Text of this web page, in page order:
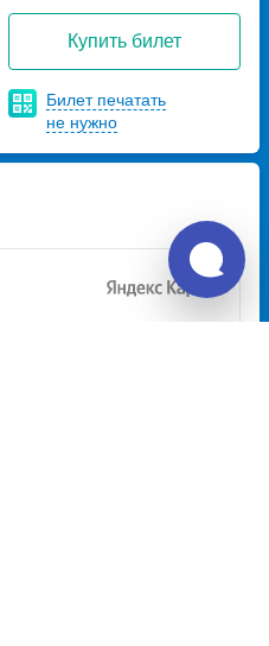
Купить билет
Билет печатать
не нужно